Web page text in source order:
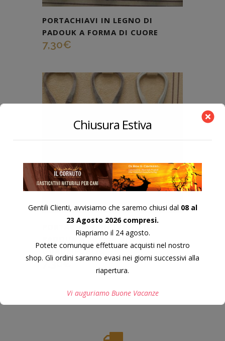
PORTACHIAVI IN LEGNO DI
PADOUK A FORMA DI CUORE
7,30€
PORTACHIAVI IN LEGNO DI
PADOUK A FORMA DI
QUADRIFOGLIO
7,30€
Chiusura Estiva
Gentili Clienti, avvisiamo che saremo chiusi dal 08 al
23 Agosto 2026 compresi.
Riapriamo il 24 agosto.
Potete comunque effettuare acquisti nel nostro
shop. Gli ordini saranno evasi nei giorni successivi alla
riapertura.
Vi auguriamo Buone Vacanze
Questo si chiuderà in